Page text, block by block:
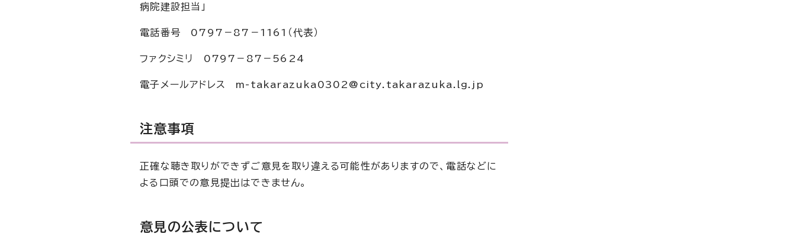
病院建設担当」
電話番号 0797－87－1161（代表）
ファクシミリ 0797－87－5624
電子メールアドレス m-takarazuka0302@city.takarazuka.lg.jp
注意事項
正確な聴き取りができずご意見を取り違える可能性がありますので、電話などに
よる口頭での意見提出はできません。
意見の公表について